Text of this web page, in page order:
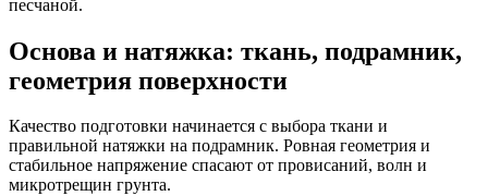
песчаной.
Основа и натяжка: ткань, подрамник,
геометрия поверхности
Качество подготовки начинается с выбора ткани и
правильной натяжки на подрамник. Ровная геометрия и
стабильное напряжение спасают от провисаний, волн и
микротрещин грунта.